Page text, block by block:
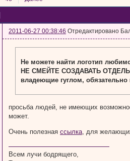
2011-06-27 00:38:46 Отредактировано
Не можете найти логотип
НЕ СМЕЙТЕ СОЗДАВАТЬ
владеющие гуглом, обязательно
просьба людей, не имеющих
может.
Очень полезная ссылка, для
Всем лучи бодрящего,